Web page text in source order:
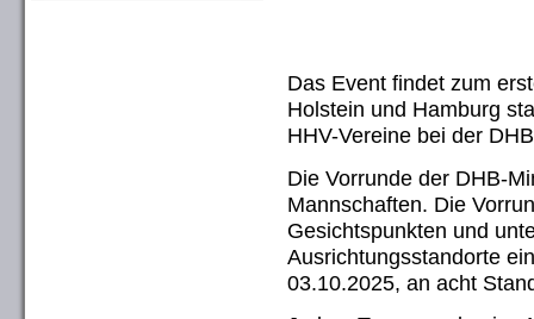
Das Event findet zum
Holstein und Hamburg
HHV-Vereine bei der
Die Vorrunde der DHB-
Mannschaften. Die
Gesichtspunkten und
Ausrichtungsstandorte
03.10.2025, an acht